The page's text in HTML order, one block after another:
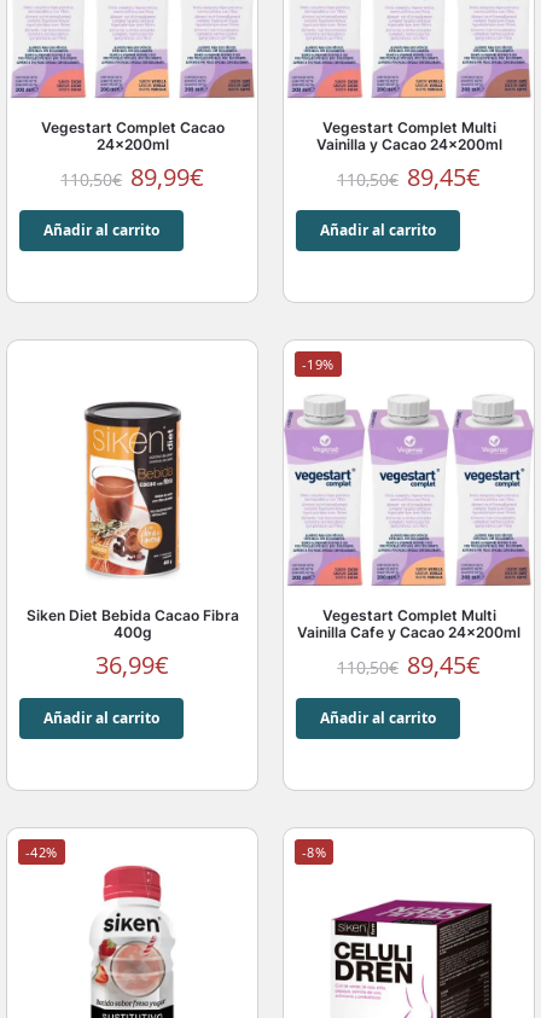
Vegestart Complet Cacao
24x200ml
110,50€ 89,99€
Añadir al carrito
Vegestart Complet Multi
Vainilla y Cacao 24x200ml
110,50€ 89,45€
Añadir al carrito
Siken Diet Bebida Cacao Fibra
400g
36,99€
Añadir al carrito
-19%
Vegestart Complet Multi
Vainilla Cafe y Cacao 24x200ml
110,50€ 89,45€
Añadir al carrito
-42% -8%